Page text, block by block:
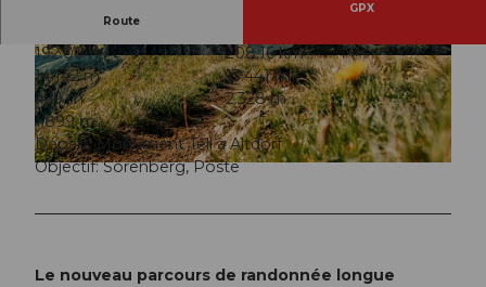
© Switzerland Tourism / Silvano Zeiter, Luzern Tourismus
© Switzerland Tourism / Silvano Zeiter, Luzern T
ourismus |CC-BY-ND
© Switzerland Tourism / Silvano Zeiter, Luzern T
ourismus
Route
GPX
192:00 h
208,16 km
14.142 m
13.441 m
429 m
2.328 m
1.899 m
Départ: Monument Tell à Altdorf
Objectif: Sörenberg, Poste
Le nouveau parcours de randonnée longue